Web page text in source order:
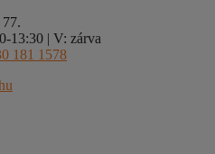
13:30 | V: zárva
181 1578